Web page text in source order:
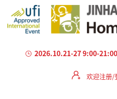
2026.10.21-27 9:00-21:00
欢迎注册/